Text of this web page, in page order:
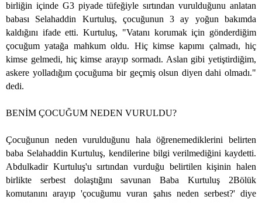
birliğin içinde G3 piyade tüfeğiyle sırtından vurulduğunu anlatan
babası Selahaddin Kurtuluş, çocuğunun 3 ay yoğun bakımda
kaldığını ifade etti. Kurtuluş, "Vatanı korumak için gönderdiğim
çocuğum yatağa mahkum oldu. Hiç kimse kapımı çalmadı, hiç
kimse gelmedi, hiç kimse arayıp sormadı. Aslan gibi yetiştirdiğim,
askere yolladığım çocuğuma bir geçmiş olsun diyen dahi olmadı."
dedi.
BENİM ÇOCUĞUM NEDEN VURULDU?
Çocuğunun neden vurulduğunu hala öğrenemediklerini belirten
baba Selahaddin Kurtuluş, kendilerine bilgi verilmediğini kaydetti.
Abdulkadir Kurtuluş'u sırtından vurduğu belirtilen kişinin halen
birlikte serbest dolaştığını savunan Baba Kurtuluş 2Bölük
komutanını arayıp 'çocuğumu vuran şahıs neden serbest?' diye